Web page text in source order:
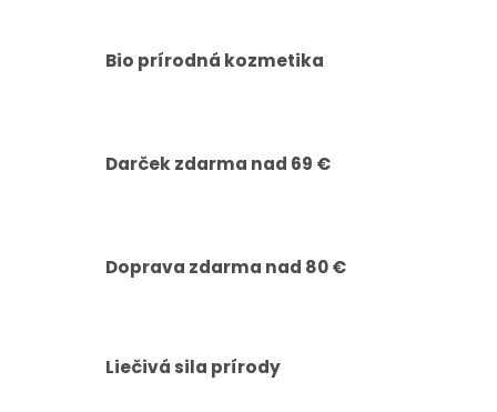
Bio prírodná kozmetika
Darček zdarma nad 69 €
Doprava zdarma nad 80 €
Liečivá sila prírody